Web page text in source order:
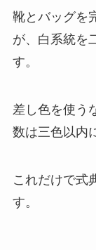
靴とバッグを
が、白系統を
す。
差し色を使う
数は三色以内
これだけで式
す。